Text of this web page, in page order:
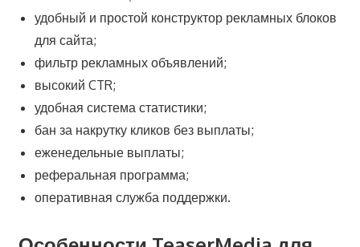
удобный и простой конструктор рекламных блоков
для сайта;
фильтр рекламных объявлений;
высокий CTR;
удобная система статистики;
бан за накрутку кликов без выплаты;
еженедельные выплаты;
реферальная программа;
оперативная служба поддержки.